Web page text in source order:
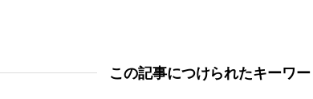
この記事につけられたキーワ